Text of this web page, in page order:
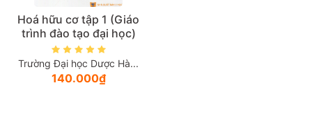
Hoá hữu cơ tập 1 (Giáo
trình đào tạo đại học)
Trường Đại học Dược Hà...
140.000₫